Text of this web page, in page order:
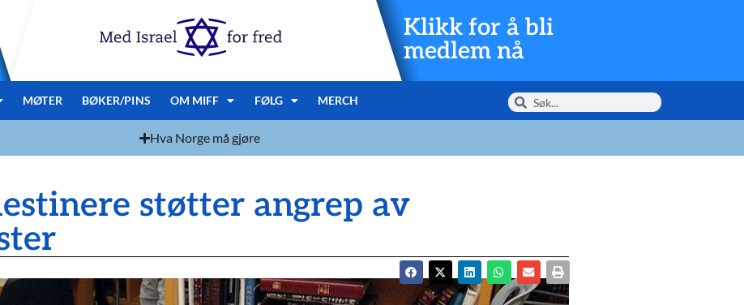
Klikk for å bli
medlem nå
MØTER BØKER/PINS OM MIFF FØLG MERCH
Hva Norge må gjøre
støtter angrep av